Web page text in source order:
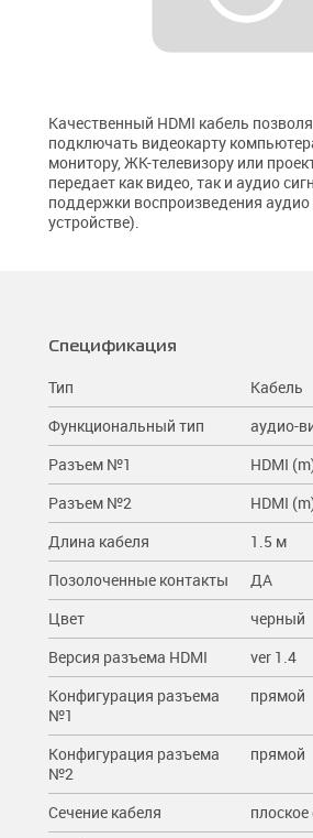
Короба архивные
Лотки и подставки
Подставки для мониторов
Сетевые кабели (витая пара)
Питание 220В
Чистящие средства
Качественный HDMI кабель
подключать видеокарту
монитору, ЖК-телевизору или
передает как видео, так и аудио
поддержки воспроизведения
устройстве).
Спецификация
Тип
Кабель
Функциональный тип
аудио-
Разъем №1
HDMI
Разъем №2
HDMI
Длина кабеля
1.5 м
Позолоченные контакты
ДА
Цвет
черный
Версия разъема HDMI
ver 1.4
Конфигурация разъема
№1
прямой
Конфигурация разъема
№2
прямой
Сечение кабеля
плоское